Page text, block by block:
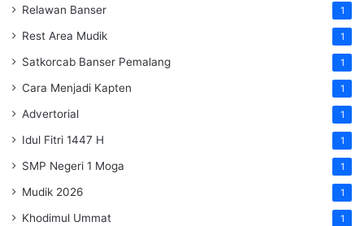
Relawan Banser 1
Rest Area Mudik 1
Satkorcab Banser Pemalang 1
Cara Menjadi Kapten 1
Advertorial 1
Idul Fitri 1447 H 1
SMP Negeri 1 Moga 1
Mudik 2026 1
Khodimul Ummat 1